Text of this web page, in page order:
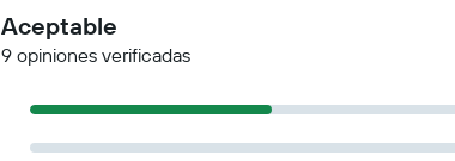
Aceptable
9 opiniones verificadas